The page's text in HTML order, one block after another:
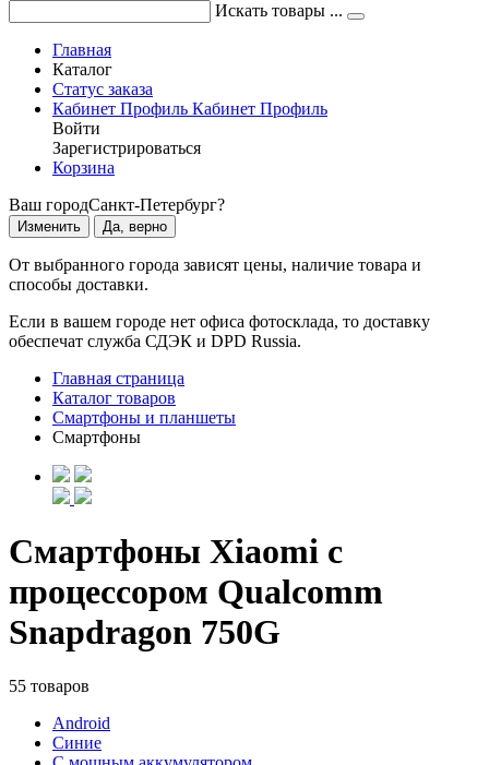
Искать товары ...
Главная
Каталог
Статус заказа
Кабинет Профиль Кабинет Профиль
Войти
Зарегистрироваться
Корзина
Ваш городСанкт-Петербург?
Изменить Да, верно
От выбранного города зависят цены, наличие товара и
способы доставки.
Если в вашем городе нет офиса фотосклада, то доставку
обеспечат служба СДЭК и DPD Russia.
Главная страница
Каталог товаров
Смартфоны и планшеты
Смартфоны
Смартфоны Xiaomi с
процессором Qualcomm
Snapdragon 750G
55 товаров
Android
Синие